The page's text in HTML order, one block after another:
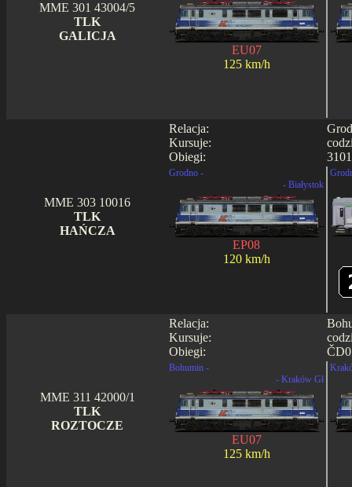
MME 301 43004/5
TLK
GALICJA
EU07
125 km/h
Relacja:
Kursuje:
Obiegi:
MME 303 10016
TLK
HAŃCZA
Grodno -
- Białystok
EP08
120 km/h
Relacja:
Kursuje:
Obiegi:
MME 311 42000/1
TLK
ROZTOCZE
Bohumin -
- Kraków Gł
EU07
125 km/h